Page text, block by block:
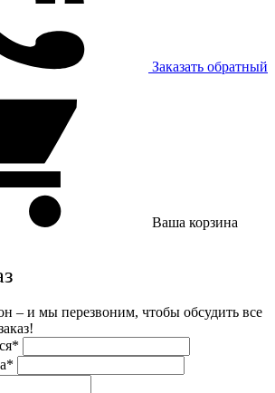
Заказать обратный
Ваша корзина
– и мы перезвоним, чтобы обсудить все